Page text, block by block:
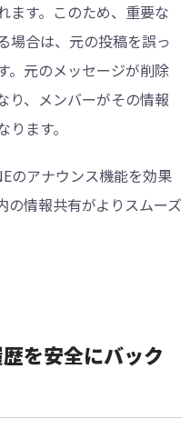
ます。このため、重要な
場合は、元の投稿を誤っ
。元のメッセージが削除
り、メンバーがその情報
ます。
のアナウンス機能を効果
の情報共有がよりスムーズ
を安全にバック